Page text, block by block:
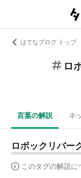
はてなブログ トップ
ロ
言葉の解説 ネ
ロボックリバー
このタグの解説に